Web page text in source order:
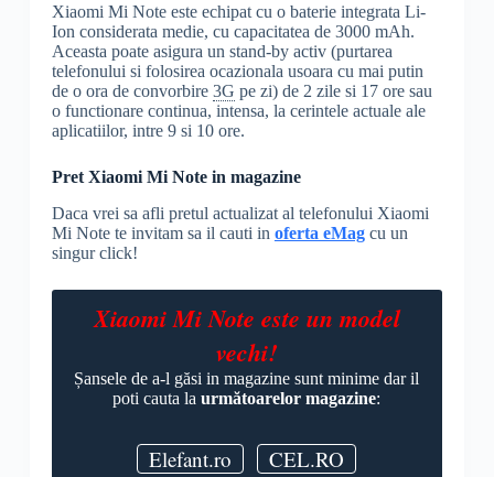
Xiaomi Mi Note este echipat cu o baterie integrata Li-
Ion considerata medie, cu capacitatea de 3000 mAh.
Aceasta poate asigura un stand-by activ (purtarea
telefonului si folosirea ocazionala usoara cu mai putin
de o ora de convorbire 3G pe zi) de 2 zile si 17 ore sau
o functionare continua, intensa, la cerintele actuale ale
aplicatiilor, intre 9 si 10 ore.
Pret Xiaomi Mi Note in magazine
Daca vrei sa afli pretul actualizat al telefonului Xiaomi
Mi Note te invitam sa il cauti in oferta eMagcu un
singur click!
Xiaomi Mi Note este un model
vechi!
Șansele de a-l găsi in magazine sunt minime dar il
poti cauta laurmătoarelor magazine:
Elefant.ro
CEL.RO